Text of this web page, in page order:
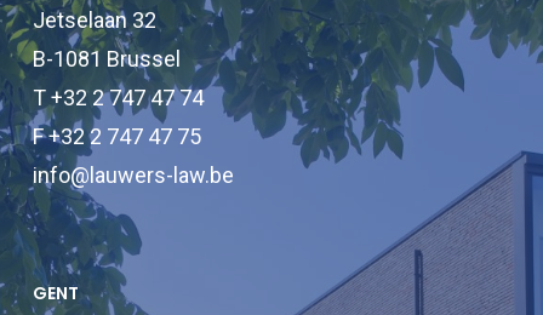
Jetselaan 32
B-1081 Brussel
T +32 2 747 47 74
F +32 2 747 47 75
info@lauwers-law.be
GENT